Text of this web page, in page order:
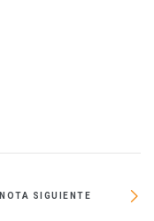
NOTA SIGUIENTE